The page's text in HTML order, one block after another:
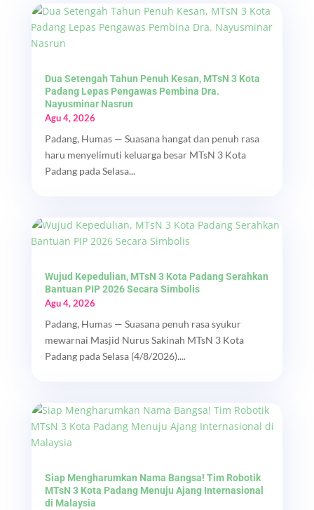
Dua Setengah Tahun Penuh Kesan, MTsN 3 Kota
Padang Lepas Pengawas Pembina Dra.
Nayusminar Nasrun
Agu 4, 2026
Padang, Humas — Suasana hangat dan penuh rasa
haru menyelimuti keluarga besar MTsN 3 Kota
Padang pada Selasa...
Wujud Kepedulian, MTsN 3 Kota Padang Serahkan
Bantuan PIP 2026 Secara Simbolis
Agu 4, 2026
Padang, Humas — Suasana penuh rasa syukur
mewarnai Masjid Nurus Sakinah MTsN 3 Kota
Padang pada Selasa (4/8/2026)....
Siap Mengharumkan Nama Bangsa! Tim Robotik
MTsN 3 Kota Padang Menuju Ajang Internasional
di Malaysia